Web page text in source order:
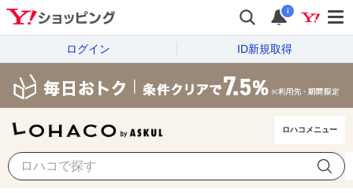
i
ログイン ID新規取得
ロハコメニュー